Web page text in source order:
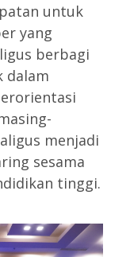
untuk
yang
berbagi
dalam
menjadi
sesama
tinggi.